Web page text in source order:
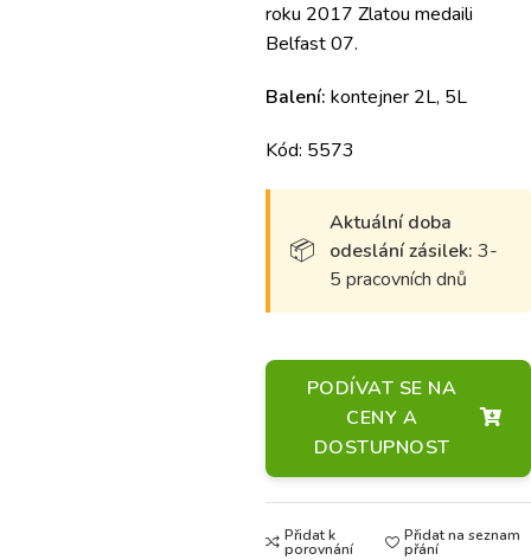
roku 2017 Zlatou medaili
Belfast 07.
Balení: kontejner 2L, 5L
Kód: 5573
Aktuální doba
odeslání zásilek: 3-
5 pracovních dnů
PODÍVAT SE NA
CENY A
DOSTUPNOST
Přidat k
porovnání
Přidat na seznam
přání